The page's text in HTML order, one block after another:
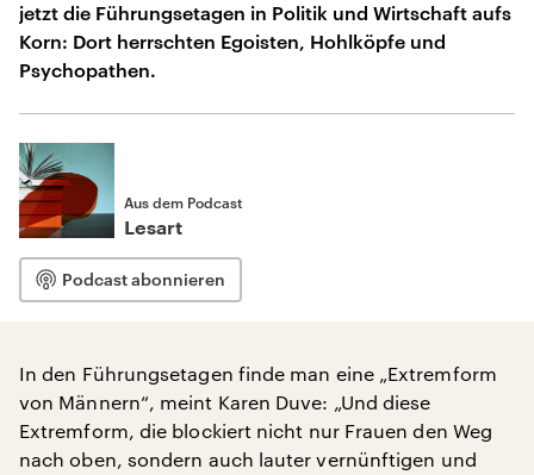
jetzt die Führungsetagen in Politik und Wirtschaft aufs
Korn: Dort herrschten Egoisten, Hohlköpfe und
Psychopathen.
Aus dem Podcast
Lesart
Podcast abonnieren
In den Führungsetagen finde man eine „Extremform
von Männern“, meint Karen Duve: „Und diese
Extremform, die blockiert nicht nur Frauen den Weg
nach oben, sondern auch lauter vernünftigen und